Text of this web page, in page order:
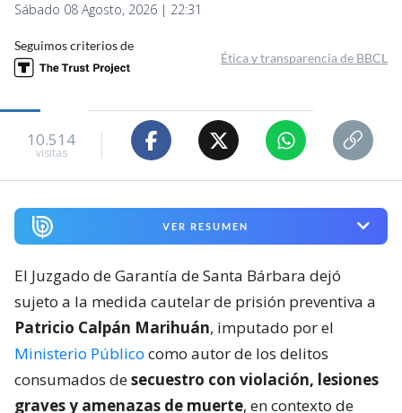
Sábado 08 Agosto, 2026 | 22:31
Seguimos criterios de
Ética y transparencia de BBCL
10.514
visitas
VER RESUMEN
El Juzgado de Garantía de Santa Bárbara dejó
sujeto a la medida cautelar de prisión preventiva a
Patricio Calpán Marihuán, imputado por el
Ministerio Público como autor de los delitos
consumados desecuestro con violación, lesiones
graves y amenazas de muerte, en contexto de